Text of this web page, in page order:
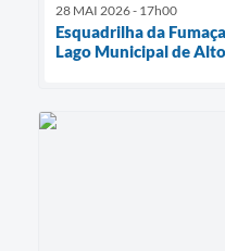
28 MAI 2026 - 17h00
Esquadrilha da
Lago Municipal de